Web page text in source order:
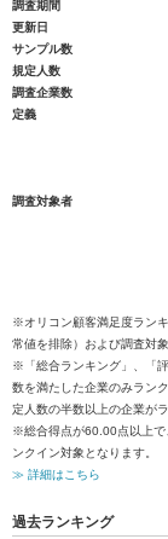
調査期間
更新日
サンプル数
規定人数
調査企業数
定義
調査対象者
※オリコン顧客満足度ラン
常値を排除）および調査対
※「総合ランキング」、「
数を満たした企業のみラン
定人数の半数以上の企業が
※総合得点が60.00点以上で
ンクイン対象となります。
≫ 詳細はこちら
過去ランキング